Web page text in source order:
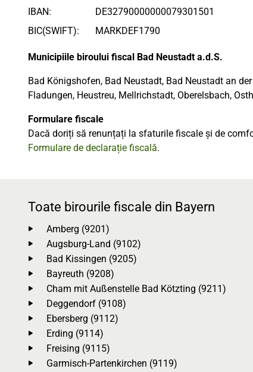
IBAN:
DE32790000000079301501
BIC(SWIFT):
MARKDEF1790
Municipiile biroului fiscal Bad Neustadt a.d.S.
Bad Königshofen, Bad Neustadt, Bad Neustadt an
Fladungen, Heustreu, Mellrichstadt, Oberelsbach,
Formulare fiscale
Dacă doriți să renunțați la sfaturile fiscale și de
Formulare de declarație fiscală.
Toate birourile fiscale din Bayern
Amberg (9201)
Augsburg-Land (9102)
Bad Kissingen (9205)
Bayreuth (9208)
Cham mit Außenstelle Bad Kötzting (9211)
Deggendorf (9108)
Ebersberg (9112)
Erding (9114)
Freising (9115)
Garmisch-Partenkirchen (9119)